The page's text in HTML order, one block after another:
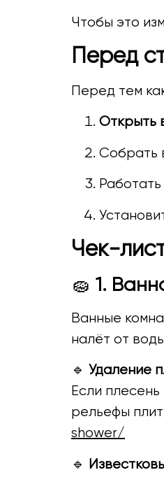
Чтобы это
Перед
Перед тем
Открыть
Собрать
Работать
Чек-
🧽 1.
Ванные
налёт от
🔹 Удаление
Если
рельефы
shower/
🔹